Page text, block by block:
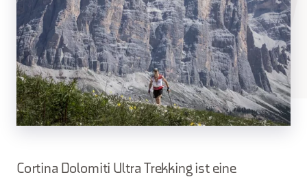
Cortina Dolomiti Ultra Trekking ist eine